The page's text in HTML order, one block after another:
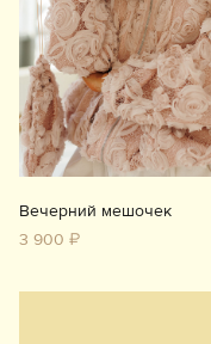
Вечерний мешочек
3 900 ₽